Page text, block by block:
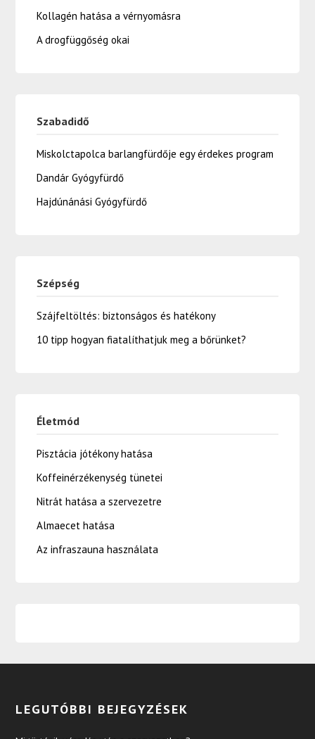
Kollagén hatása a vérnyomásra
A drogfüggőség okai
Szabadidő
Miskolctapolca barlangfürdője egy érdekes program
Dandár Gyógyfürdő
Hajdúnánási Gyógyfürdő
Szépség
Szájfeltöltés: biztonságos és hatékony
10 tipp hogyan fiatalíthatjuk meg a bőrünket?
Életmód
Pisztácia jótékony hatása
Koffeinérzékenység tünetei
Nitrát hatása a szervezetre
Almaecet hatása
Az infraszauna használata
LEGUTÓBBI BEJEGYZÉSEK